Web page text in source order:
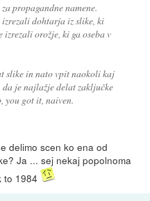
propagandne namene.
dohtarja iz slike, ki
orožje, ki ga oseba v
slike in nato vpit naokoli kaj
da je najlažje delat zaključke
you got it, naiven.
delimo scen ko ena od
Ja ... sej nekaj popolnoma
to 1984